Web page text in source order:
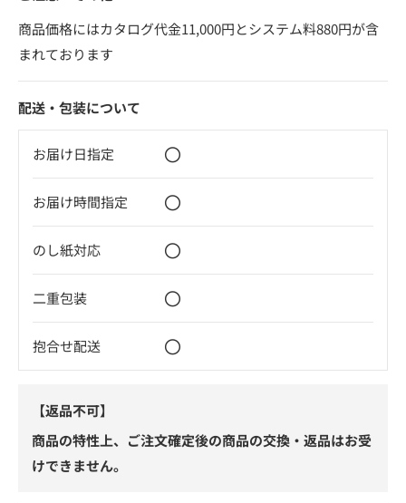
商品価格にはカタログ代金11,000円とシステム料880円が含
まれております
配送・包装について
お届け日指定 〇
お届け時間指定 〇
のし紙対応 〇
二重包装 〇
抱合せ配送 〇
【返品不可】
商品の特性上、ご注文確定後の商品の交換・返品はお受
けできません。